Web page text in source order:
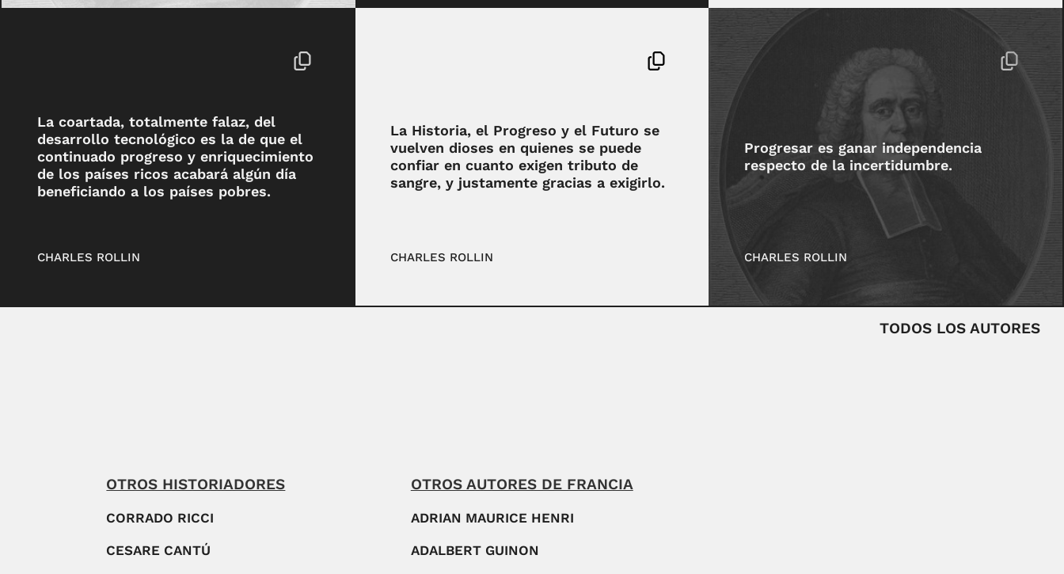
La coartada, totalmente falaz, del
desarrollo tecnológico es la de que el
continuado progreso y enriquecimiento
de los países ricos acabará algún día
beneficiando a los países pobres.
CHARLES ROLLIN
La Historia, el Progreso y el Futuro se
vuelven dioses en quienes se puede
confiar en cuanto exigen tributo de
sangre, y justamente gracias a exigirlo.
CHARLES ROLLIN
Progresar es ganar independencia
respecto de la incertidumbre.
CHARLES ROLLIN
TODOS LOS AUTORES
OTROS HISTORIADORES
CORRADO RICCI
CESARE CANTÚ
OTROS AUTORES DE FRANCIA
ADRIAN MAURICE HENRI
ADALBERT GUINON